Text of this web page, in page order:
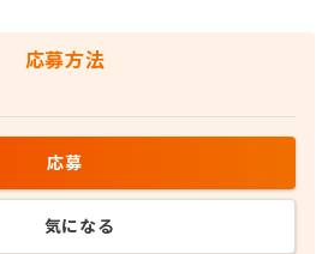
応募方法
応募
気になる